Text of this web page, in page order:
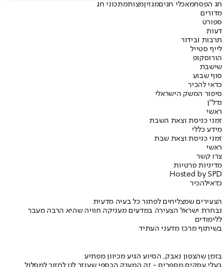
חג הפסחמאכלי חגיםמגזיןמצותמתכוני חג
מדורים
ספורט
דעות
תרבות ובידור
לייף סטייל
הורוסקופ
שישבת
סוף שבוע
כדאי להכיר
סיפור המשק הישראלי
נדל"ן
ראשי
זמני כניסת וצאת השבת
מידע כללי
זמני כניסת וצאת שבת
ראשי
צרו קשר
מדיניות פרטיות
Hosted by SPD
כדאילהכיר
הצעירים שמצליחים לפתור כל בעיה מדעית
נבחרת ישראל הצעירה במדעים מעניקה חוויה שהיא הרבה מעבר
ללימודים
בשיתוף מרכז מדעני העתיד
בזמן שהצפון נאבק, הסיוע הגיע מכיוון מפתיע